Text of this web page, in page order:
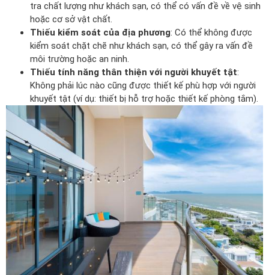
tra chất lượng như khách sạn, có thể có vấn đề về vệ sinh
hoặc cơ sở vật chất.
Thiếu kiểm soát của địa phương: Có thể không được
kiểm soát chặt chẽ như khách sạn, có thể gây ra vấn đề
môi trường hoặc an ninh.
Thiếu tính năng thân thiện với người khuyết tật:
Không phải lúc nào cũng được thiết kế phù hợp với người
khuyết tật (ví dụ: thiết bị hỗ trợ hoặc thiết kế phòng tắm).